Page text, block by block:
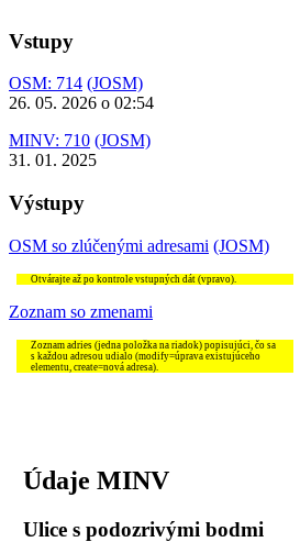
Vstupy
OSM: 714 (JOSM)
26. 05. 2026 o 02:54
MINV: 710 (JOSM)
31. 01. 2025
Výstupy
OSM so zlúčenými adresami (JOSM)
Otvárajte až po kontrole vstupných dát (vpravo).
Zoznam so zmenami
Zoznam adries (jedna položka na riadok) popisujúci, čo sa
s každou adresou udialo (modify=úprava existujúceho
elementu, create=nová adresa).
Údaje MINV
Ulice s podozrivými bodmi